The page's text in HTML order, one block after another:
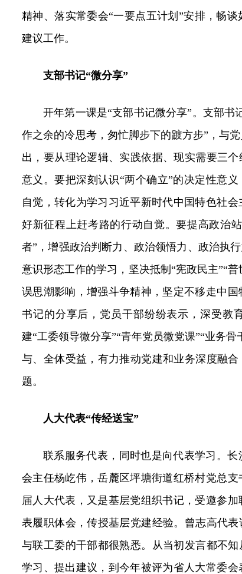
精神、落实常委会“一要点五计划”安排，畅
建议工作。
支部书记“微分享”
开年第一课是“支部书记微分享”。支部书
作之余的冷思考，匆忙脚步下的踱方步”，与
出，要从理论逻辑、实践依据、现实需要三
意义。要把深刻认识“两个确立”的决定性意
自觉，转化为学习习近平新时代中国特色社
好新征程上赶考路的行动自觉。要提高政治
者”，增强政治判断力、政治领悟力、政治执
意识形态工作的学习，坚决抵制“宪政民主”“
误思潮影响，增强斗争精神，坚定不移走中
书记的分享后，党员干部纷纷表示，深受教
建“工委领导微分享”“青年党员微党课”“业务
与、全体受益，有力推动党建和业务深度融
题。
人大代表“传经送宝”
联系服务代表，同时也是向代表学习。
会主任杨屹伟，岳麓区坪塘街道红桥村党总
届人大代表，又是基层党组织书记，受邀参
表履职体会，传授基层党建经验。曾志高代
与联工委的干部都很熟悉。从当初发言都不
学习、提出建议，到今年被评为省人大常委